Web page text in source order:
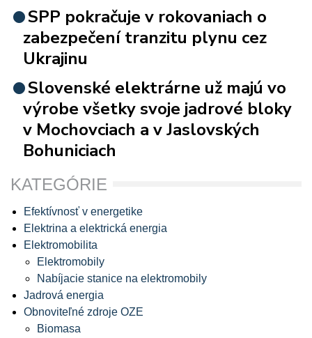
SPP pokračuje v rokovaniach o
zabezpečení tranzitu plynu cez
Ukrajinu
Slovenské elektrárne už majú vo
výrobe všetky svoje jadrové bloky
v Mochovciach a v Jaslovských
Bohuniciach
KATEGÓRIE
Efektívnosť v energetike
Elektrina a elektrická energia
Elektromobilita
Elektromobily
Nabíjacie stanice na elektromobily
Jadrová energia
Obnoviteľné zdroje OZE
Biomasa